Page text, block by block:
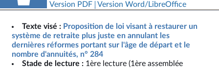
Version PDF
Version Word/LibreOffice
Texte visé : Proposition de loi visant à restaurer un
système de retraite plus juste en annulant les
dernières réformes portant sur l'âge de départ et le
nombre d'annuités, n° 284
Stade de lecture : 1ère lecture (1ère assemblée